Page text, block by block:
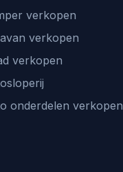
verkopen
verkopen
verkopen
onderdelen verkopen